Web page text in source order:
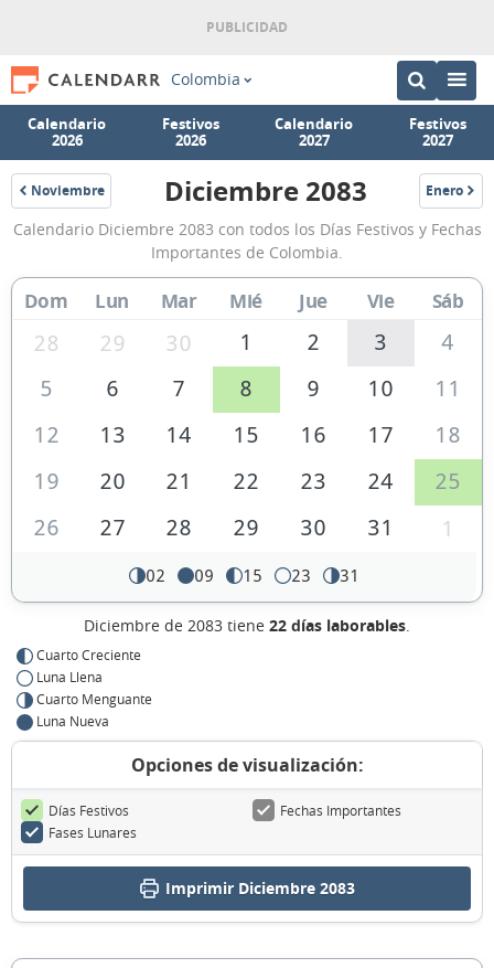
Colombia
Calendario
2026
Festivos
2026
Calendario
2027
Festivos
2027
Noviembre
2083
Calendario
Diciembre
2083
Colombia
Diciembre 2083 Enero
2084
Calendario Diciembre 2083 con todos los Días Festivos y Fechas
Importantes de Colombia.
Dom Lun Mar Mié Jue Vie Sáb
28 29 30 1 2 3
4
5
6 7 8 9 10
11
12
13 14 15 16 17
18
19
20 21 22 23 24
25
26
27 28 29 30 31 1
02 09 15 23 31
Diciembre de 2083 tiene 22 días laborables.
Cuarto Creciente
Luna Llena
Cuarto Menguante
Luna Nueva
Opciones de visualización:
Días Festivos
Fechas Importantes
Fases Lunares
Imprimir Diciembre 2083